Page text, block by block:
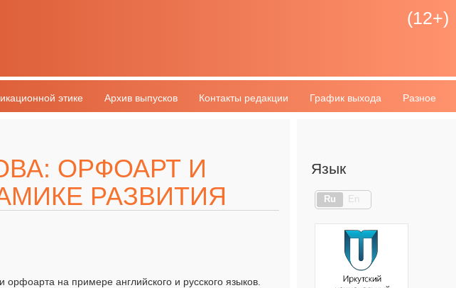
(12+)
этике Архив выпусков Контакты редакции График выхода Разное
ОРФОАРТ И
РАЗВИТИЯ
на примере английского и русского языков.
Язык
Ru En